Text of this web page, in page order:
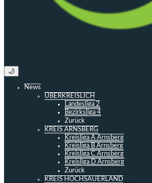
🌙
News
ÜBERKREISLICH
Landesliga 2
Bezirksliga 4
Zurück
KREIS ARNSBERG
Kreisliga A Arnsberg
Kreisliga B Arnsberg
Kreisliga C Arnsberg
Kreisliga D Arnsberg
Zurück
KREIS HOCHSAUERLAND